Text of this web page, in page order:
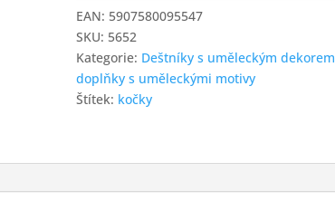
dekorem
koček
množství
EAN: 5907580095547
SKU: 5652
Kategorie: Deštníky s uměleckým dekorem
doplňky s uměleckými motivy
Štítek: kočky